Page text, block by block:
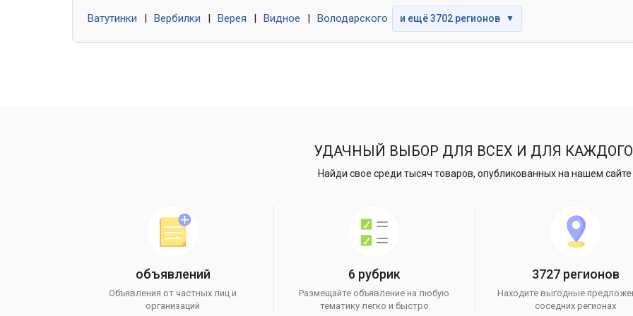
Ватутинки Вербилки Верея Видное Володарского и ещё 3702 регионов ▼
УДАЧНЫЙ ВЫБОР ДЛЯ ВСЕХ И ДЛЯ
Найди свое среди тысяч товаров, опубликованных на нашем сайте
объявлений
Объявления от частных лиц и
организаций
6 рубрик
Размещайте объявление на любую
тематику легко и быстро
3727 регионов
Находите выгодные
соседних регионах